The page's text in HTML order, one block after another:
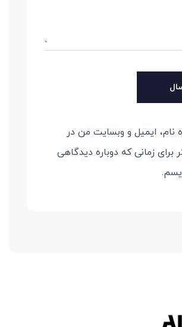
نام، ایمیل و وبسایت من در
برای زمانی که دوباره دیدگاهی